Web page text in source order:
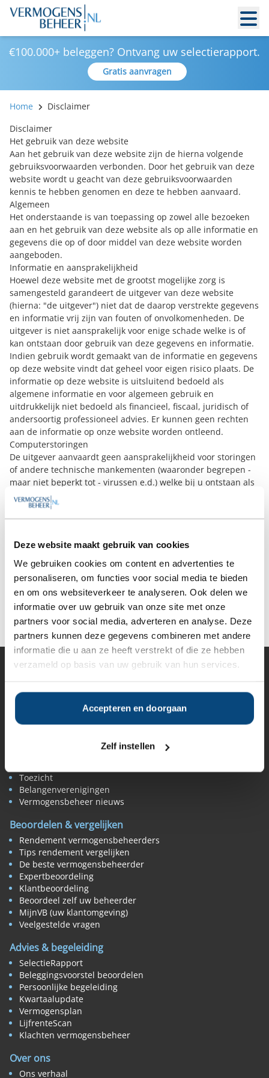
Deze website maakt gebruik van cookies
We gebruiken cookies om content en advertenties te
personaliseren, om functies voor social media te bieden
en om ons websiteverkeer te analyseren. Ook delen we
informatie over uw gebruik van onze site met onze
partners voor social media, adverteren en analyse. Deze
partners kunnen deze gegevens combineren met andere
informatie die u aan ze heeft verstrekt of die ze hebben
verzameld op basis van uw gebruik van hun services.
Accepteren en doorgaan
Zelf instellen
€100.000+ beleggen? Ontvang uw selectierapport.
Gratis aanvragen
Home
Disclaimer
Disclaimer
Het gebruik van deze website
Aan het gebruik van deze website zijn de hierna volgende
gebruiksvoorwaarden verbonden. Door het gebruik van deze
website wordt u geacht van deze gebruiksvoorwaarden
kennis te hebben genomen en deze te hebben aanvaard.
Algemeen
Het onderstaande is van toepassing op zowel alle bezoeken
aan en het gebruik van deze website als op alle informatie en
gegevens die op of door middel van deze website worden
aangeboden.
Informatie en aansprakelijkheid
Hoewel deze website met de grootst mogelijke zorg is
samengesteld garandeert de uitgever van deze website
(hierna: "de uitgever") niet dat de daarop verstrekte gegevens
en informatie vrij zijn van fouten of onvolkomenheden. De
uitgever is niet aansprakelijk voor enige schade welke is of
kan ontstaan door gebruik van deze gegevens en informatie.
Indien gebruik wordt gemaakt van de informatie en gegevens
op deze website vindt dat geheel voor eigen risico plaats. De
informatie op deze website is uitsluitend bedoeld als
algemene informatie en voor algemeen gebruik en
uitdrukkelijk niet bedoeld als financieel, fiscaal, juridisch of
andersoortig professioneel advies. Er kunnen geen rechten
aan de informatie op onze website worden ontleend.
Computerstoringen
De uitgever aanvaardt geen aansprakelijkheid voor storingen
of andere technische mankementen (waaronder begrepen -
maar niet beperkt tot - virussen e.d.) welke bij u ontstaan als
gevolg van het bezoek van de website en/of websites
waarnaar op enige wijze wordt verwezen.
Auteursrecht en intellectuele eigendomsrechten
Vermenigvuldiging in welke vorm dan ook is alleen
toegestaan na voorafgaande schriftelijke toestemming door
de uitgever. U mag de informatie die u ter beschikking wordt
gesteld via deze website of via mailings van deze organisatie,
uitsluitend voor eigen doeleinden gebruiken. U onthoudt zich
van gebruik voor andere doeleinden, in het bijzonder de
commerciële exploitatie van deze informatie.
Alle vermogensbeheerders in Nederland
Vermogensbeheerders per regio
Online vermogensbeheerders
Toezicht
Belangenverenigingen
Vermogensbeheer nieuws
Beoordelen & vergelijken
Rendement vermogensbeheerders
Tips rendement vergelijken
De beste vermogensbeheerder
Expertbeoordeling
Klantbeoordeling
Beoordeel zelf uw beheerder
MijnVB (uw klantomgeving)
Veelgestelde vragen
Advies & begeleiding
SelectieRapport
Beleggingsvoorstel beoordelen
Persoonlijke begeleiding
Kwartaalupdate
Vermogensplan
LijfrenteScan
Klachten vermogensbeheer
Over ons
Ons verhaal